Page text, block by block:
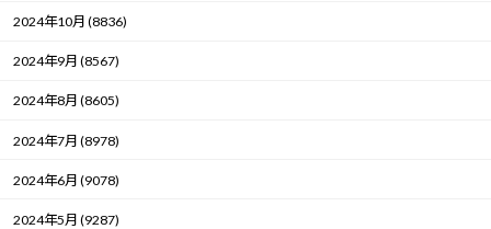
2024年10月 (8836)
2024年9月 (8567)
2024年8月 (8605)
2024年7月 (8978)
2024年6月 (9078)
2024年5月 (9287)